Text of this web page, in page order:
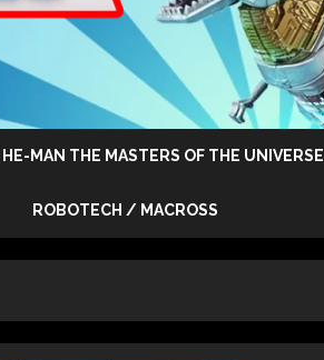
HE-MAN THE MASTERS OF THE UNIVERSE
ROBOTECH / MACROSS